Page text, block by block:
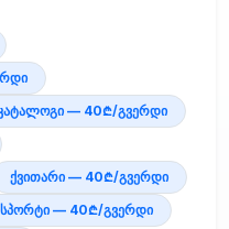
— 40₾/გვერდი
ქვითარი — 40₾/გვერდი
— 40₾/გვერდი